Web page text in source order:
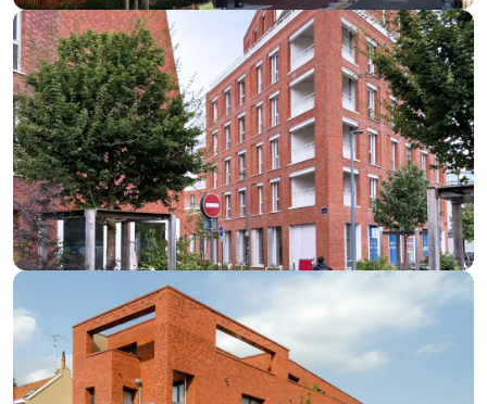
Façade en brique Toundra à Bagneux (92)
VOIR LE PROJET
Façade en Brique Toundra – Lille (62)
VOIR LE PROJET